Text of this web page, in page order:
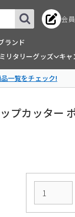
会
ランド
リタリーグッズ
キャ
一覧をチェック!
プカッター